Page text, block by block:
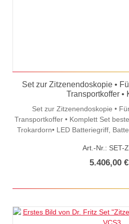
Set zur Zitzenendoskopie •
Set zur Zitzenendoskopie •
Transportkoffer • Komplett Set besteht aus: • Optik• Schaft mit
Trokardorn• LED Batteriegriff, Batterien• Insufflationspumpe,
Stenosiscutter-Set (2St.)• Lagerungs-Steribehälter•
Art.-Nr.: SET-
5.406,00